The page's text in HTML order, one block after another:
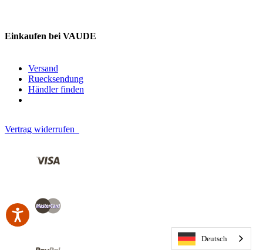
Einkaufen bei VAUDE
Versand
Ruecksendung
Händler finden
Vertrag widerrufen
Deutsch